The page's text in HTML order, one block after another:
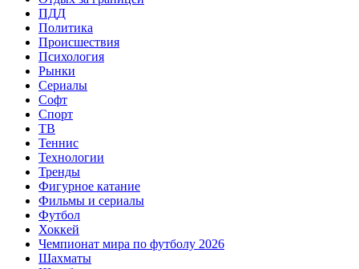
ПДД
Политика
Происшествия
Психология
Рынки
Сериалы
Софт
Спорт
ТВ
Теннис
Технологии
Тренды
Фигурное катание
Фильмы и сериалы
Футбол
Хоккей
Чемпионат мира по футболу 2026
Шахматы